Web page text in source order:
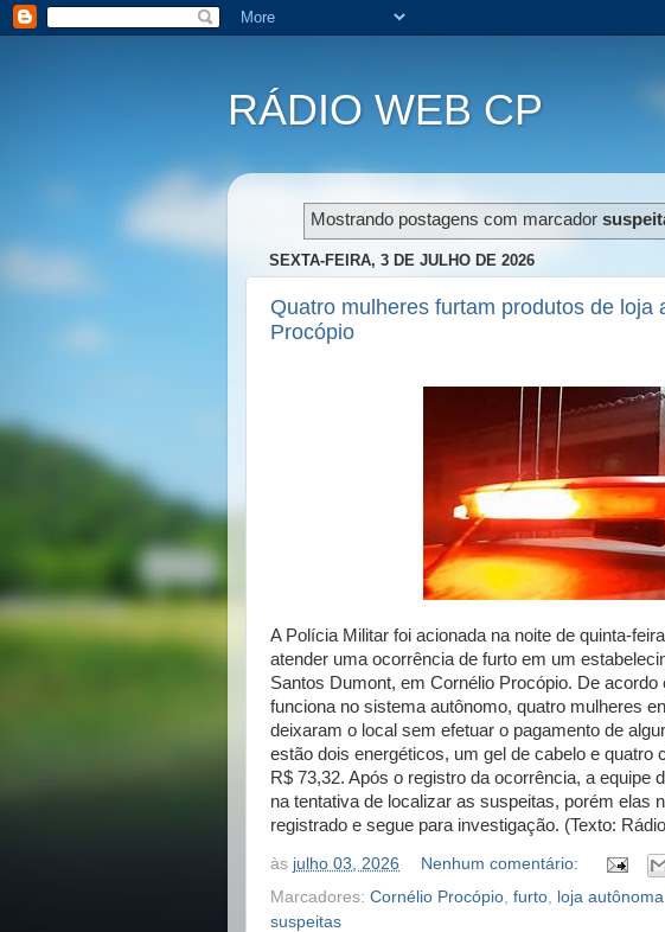
RÁDIO WEB CP
Mostrando postagens com marcador
SEXTA-FEIRA, 3 DE JULHO DE 2026
Quatro mulheres furtam produtos de loja
Procópio
A Polícia Militar foi acionada na noite de quinta-
atender uma ocorrência de furto em um
Santos Dumont, em Cornélio Procópio. De
funciona no sistema autônomo, quatro mulheres
deixaram o local sem efetuar o pagamento de
estão dois energéticos, um gel de cabelo e quatro
R$ 73,32. Após o registro da ocorrência, a equipe
na tentativa de localizar as suspeitas, porém elas
registrado e segue para investigação. (Texto:
às julho 03, 2026
Nenhum comentário:
Marcadores: Cornélio Procópio furto loja autônoma
suspeitas